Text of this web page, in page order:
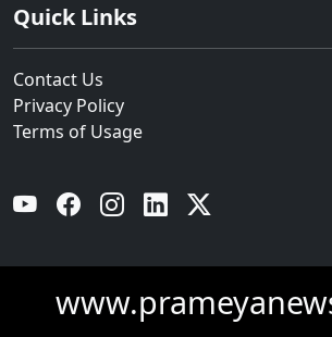
Quick Links
Contact Us
Privacy Policy
Terms of Usage
YouTube Facebook Instagram Linkedin